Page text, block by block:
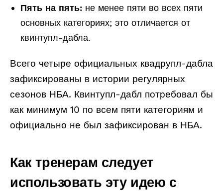
Пять на пять:не менее пяти во всех пяти
основных категориях; это отличается от
квинтупл-дабла.
Всего четыре официальных квадрупл-дабла
зафиксированы в истории регулярных
сезонов НБА. Квинтупл-дабл потребовал бы
как минимум 10 по всем пяти категориям и
официально не был зафиксирован в НБА.
Как тренерам следует
использовать эту идею с